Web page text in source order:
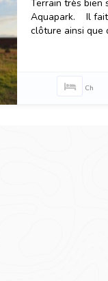
Terrain très bien
Aquapark. Il fait
clôture ainsi que
Ch